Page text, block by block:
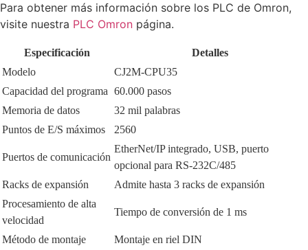
Para obtener más información sobre los PLC de Omron,
visite nuestra PLC Omron página.
Especificación
Detalles
Modelo
CJ2M-CPU35
Capacidad del programa 60.000 pasos
Memoria de datos
32 mil palabras
Puntos de E/S máximos
2560
Puertos de comunicación
EtherNet/IP integrado, USB, puerto
opcional para RS-232C/485
Racks de expansión
Admite hasta 3 racks de expansión
Procesamiento de alta
velocidad
Tiempo de conversión de 1 ms
Método de montaje
Montaje en riel DIN